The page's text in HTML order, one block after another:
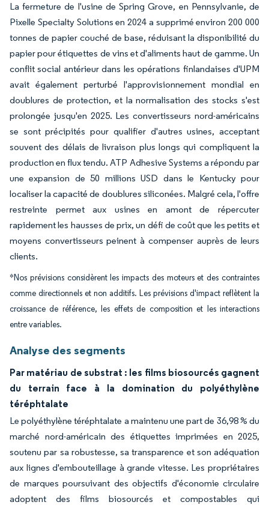
La fermeture de l'usine de Spring Grove, en Pennsylvanie, de
Pixelle Specialty Solutions en 2024 a supprimé environ 200 000
tonnes de papier couché de base, réduisant la disponibilité du
papier pour étiquettes de vins et d'aliments haut de gamme. Un
conflit social antérieur dans les opérations finlandaises d'UPM
avait également perturbé l'approvisionnement mondial en
doublures de protection, et la normalisation des stocks s'est
prolongée jusqu'en 2025. Les convertisseurs nord-américains
se sont précipités pour qualifier d'autres usines, acceptant
souvent des délais de livraison plus longs qui compliquent la
production en flux tendu. ATP Adhesive Systems a répondu par
une expansion de 50 millions USD dans le Kentucky pour
localiser la capacité de doublures siliconées. Malgré cela, l'offre
restreinte permet aux usines en amont de répercuter
rapidement les hausses de prix, un défi de coût que les petits et
moyens convertisseurs peinent à compenser auprès de leurs
clients.
*Nos prévisions considèrent les impacts des moteurs et des contraintes
comme directionnels et non additifs. Les prévisions d'impact reflètent la
croissance de référence, les effets de composition et les interactions
entre variables.
Analyse des segments
Par matériau de substrat : les films biosourcés gagnent
du terrain face à la domination du polyéthylène
téréphtalate
Le polyéthylène téréphtalate a maintenu une part de 36,98 % du
marché nord-américain des étiquettes imprimées en 2025,
soutenu par sa robustesse, sa transparence et son adéquation
aux lignes d'embouteillage à grande vitesse. Les propriétaires
de marques poursuivant des objectifs d'économie circulaire
adoptent des films biosourcés et compostables qui